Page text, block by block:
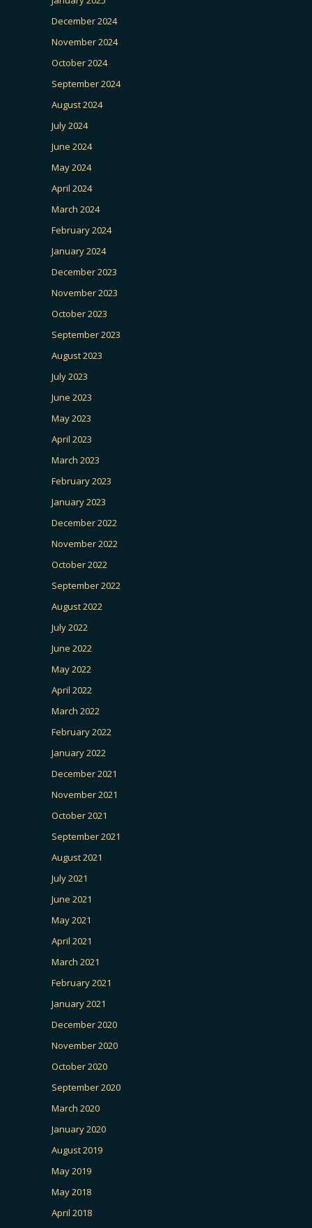
December 2024
November 2024
October 2024
September 2024
August 2024
July 2024
June 2024
May 2024
April 2024
March 2024
February 2024
January 2024
December 2023
November 2023
October 2023
September 2023
August 2023
July 2023
June 2023
May 2023
April 2023
March 2023
February 2023
January 2023
December 2022
November 2022
October 2022
September 2022
August 2022
July 2022
June 2022
May 2022
April 2022
March 2022
February 2022
January 2022
December 2021
November 2021
October 2021
September 2021
August 2021
July 2021
June 2021
May 2021
April 2021
March 2021
February 2021
January 2021
December 2020
November 2020
October 2020
September 2020
March 2020
January 2020
August 2019
May 2019
May 2018
April 2018